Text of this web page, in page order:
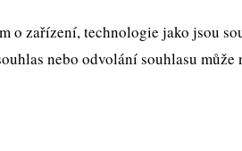
zařízení, technologie jako jsou
nebo odvolání souhlasu